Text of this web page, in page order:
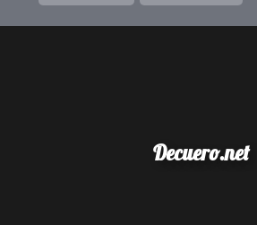
Decuero.net